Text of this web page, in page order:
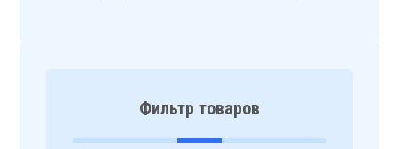
Фильтр товаров